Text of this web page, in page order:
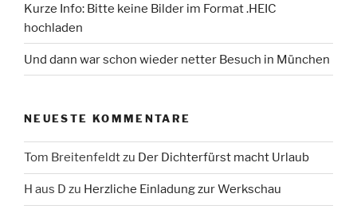
Kurze Info: Bitte keine Bilder im Format .HEIC
hochladen
Und dann war schon wieder netter Besuch in München
NEUESTE KOMMENTARE
Tom Breitenfeldtzu Der Dichterfürst macht Urlaub
H aus D zu Herzliche Einladung zur Werkschau